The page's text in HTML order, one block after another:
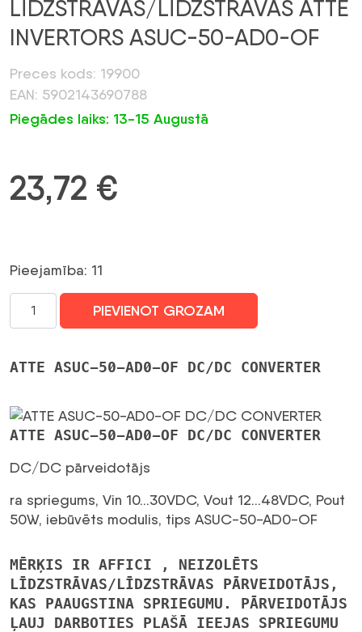
LĪDZSTRĀVAS/LĪDZSTRĀVAS ATTE
INVERTORS ASUC-50-AD0-OF
Preces kods: 19900
EAN: 5902143690788
Piegādes laiks: 13-15 Augustā
23,72 €
Pieejamība: 11
LĪDZSTRĀVAS/LĪDZSTRĀVAS
ASUC-
OF
daudzums
PIEVIENOT GROZAM
ATTE ASUC-50-AD0-OF DC/DC CONVERTER
ATTE ASUC-50-AD0-OF DC/DC CONVERTER
DC/DC pārveidotājs
ra spriegums, Vin 10…30VDC, Vout 12…48VDC, Pout
50W, iebūvēts modulis, tips ASUC-50-AD0-OF
MĒRĶIS IR AFFICI , NEIZOLĒTS
LĪDZSTRĀVAS/LĪDZSTRĀVAS PĀRVEIDOTĀJS,
KAS PAAUGSTINA SPRIEGUMU. PĀRVEIDOTĀJS
ĻAUJ DARBOTIES PLAŠĀ IEEJAS SPRIEGUMU